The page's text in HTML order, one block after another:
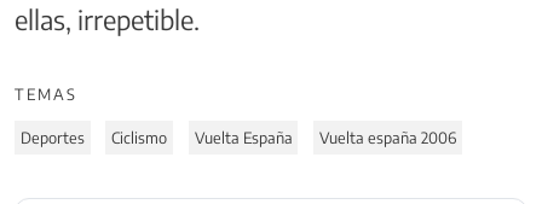
ellas, irrepetible.
TEMAS
Deportes Ciclismo Vuelta España Vuelta españa 2006